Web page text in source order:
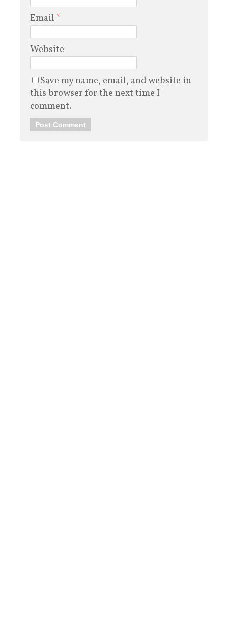
Email *
Website
Save my name, email, and website in
this browser for the next time I
comment.